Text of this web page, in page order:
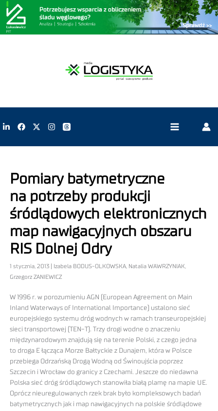
Pomiary batymetryczne
na potrzeby produkcji
śródlądowych elektronicznych
map nawigacyjnych obszaru
RIS Dolnej Odry
1 stycznia, 2013 | Izabela BODUS-OLKOWSKA, Natalia WAWRZYNIAK,
Grzegorz ZANIEWICZ
W 1996 r. w porozumieniu AGN (European Agreement on Main
Inland Waterways of International Importance) ustalono sieć
europejskiego systemu dróg wodnych w ramach transeuropejskiej
sieci transportowej (TEN-T). Trzy drogi wodne o znaczeniu
międzynarodowym znajdują się na terenie Polski, z czego jedna
to droga E łącząca Morze Bałtyckie z Dunajem, która w Polsce
przebiega Odrzańską Drogą Wodną od Świnoujścia poprzez
Szczecin i Wrocław do granicy z Czechami. Jeszcze do niedawna
Polska sieć dróg śródlądowych stanowiła białą plamę na mapie UE.
Oprócz nieuregulowanych rzek brak było kompleksowych badań
batymetrycznych jak i map nawigacyjnych na polskie śródlądowe